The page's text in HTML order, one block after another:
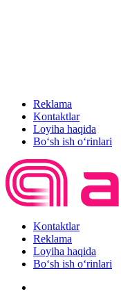
Reklama
Kontaktlar
Loyiha haqida
Bo‘sh ish o‘rinlari
Kontaktlar
Reklama
Loyiha haqida
Bo‘sh ish o‘rinlari